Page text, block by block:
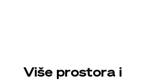
Više prostora i